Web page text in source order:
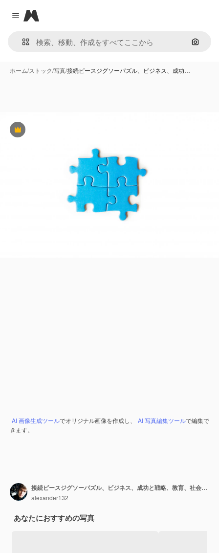
Close menu
Magnific
画像で
ホーム/ストック/写真/接続ピースジグソーパズル、ビジネス、成功…
Premium
AI 画像生成ツールでオリジナル画像を作成し、 AI 写真編集ツールで編集で
きます。
接続ピースジグソーパズル、ビジネス、成功と戦略、教育、社会とお茶
alexander132
あなたにおすすめの写真